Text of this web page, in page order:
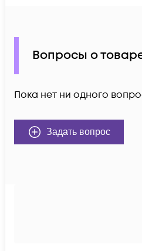
Вопросы о
Пока нет ни одного
Задать вопрос